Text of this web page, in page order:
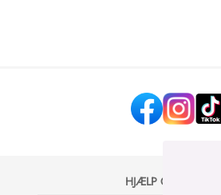
HJÆLP OG KONTAKT